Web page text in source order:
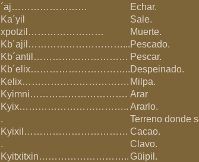
´aj……………………
Ka´yil
xpotzil……………………
Kb´ajil…………………………...
Kb´antil…………………………
Kb´elix…………………………..
Kelix…………………………….
Kyimni………………………….
Kyix……………………………..
.
Kyixil……………………………
.
Kyitxitxin………………………..
Echar.
Sale.
Muerte.
Pescado.
Pescar.
Despeinado.
Milpa.
Arar
Ararlo.
Terreno donde
Cacao.
Clavo.
Güipil.